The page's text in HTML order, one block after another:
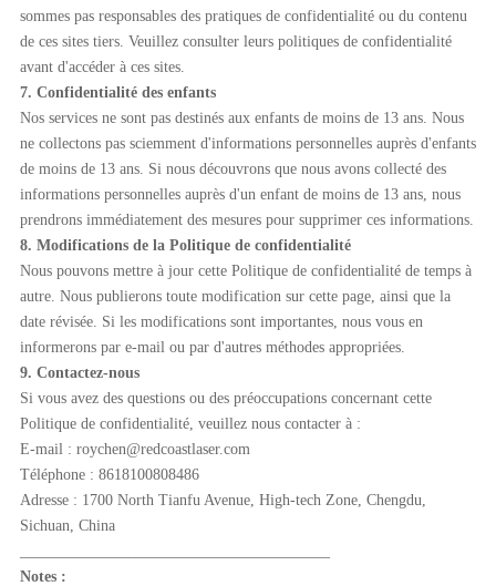
sommes pas responsables des pratiques de confidentialité ou du contenu
de ces sites tiers. Veuillez consulter leurs politiques de confidentialité
avant d'accéder à ces sites.
7. Confidentialité des enfants
Nos services ne sont pas destinés aux enfants de moins de 13 ans. Nous
ne collectons pas sciemment d'informations personnelles auprès d'enfants
de moins de 13 ans. Si nous découvrons que nous avons collecté des
informations personnelles auprès d'un enfant de moins de 13 ans, nous
prendrons immédiatement des mesures pour supprimer ces informations.
8. Modifications de la Politique de confidentialité
Nous pouvons mettre à jour cette Politique de confidentialité de temps à
autre. Nous publierons toute modification sur cette page, ainsi que la
date révisée. Si les modifications sont importantes, nous vous en
informerons par e-mail ou par d'autres méthodes appropriées.
9. Contactez-nous
Si vous avez des questions ou des préoccupations concernant cette
Politique de confidentialité, veuillez nous contacter à :
E-mail : roychen@redcoastlaser.com
Téléphone : 8618100808486
Adresse : 1700 North Tianfu Avenue, High-tech Zone, Chengdu,
Sichuan, China
Notes :